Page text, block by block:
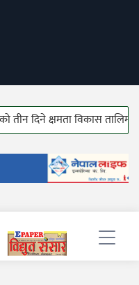
दिने क्षमता विकास तालिम सुरु!